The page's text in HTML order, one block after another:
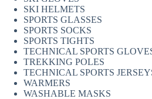
SKI HELMETS
SPORTS GLASSES
SPORTS SOCKS
SPORTS TIGHTS
TECHNICAL SPORTS
TREKKING POLES
TECHNICAL SPORTS
WARMERS
WASHABLE MASKS